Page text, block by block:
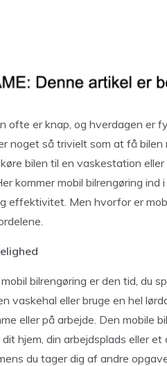
ofte er knap, og hverdagen er
så trivielt som at få bilen
bilen til en vaskestation
kommer mobil bilrengøring ind
effektivitet. Men hvorfor er
bilrengøring er den tid, du
vaskehal eller bruge en hel
eller på arbejde. Den mobile
hjem, din arbejdsplads eller
du tager dig af andre